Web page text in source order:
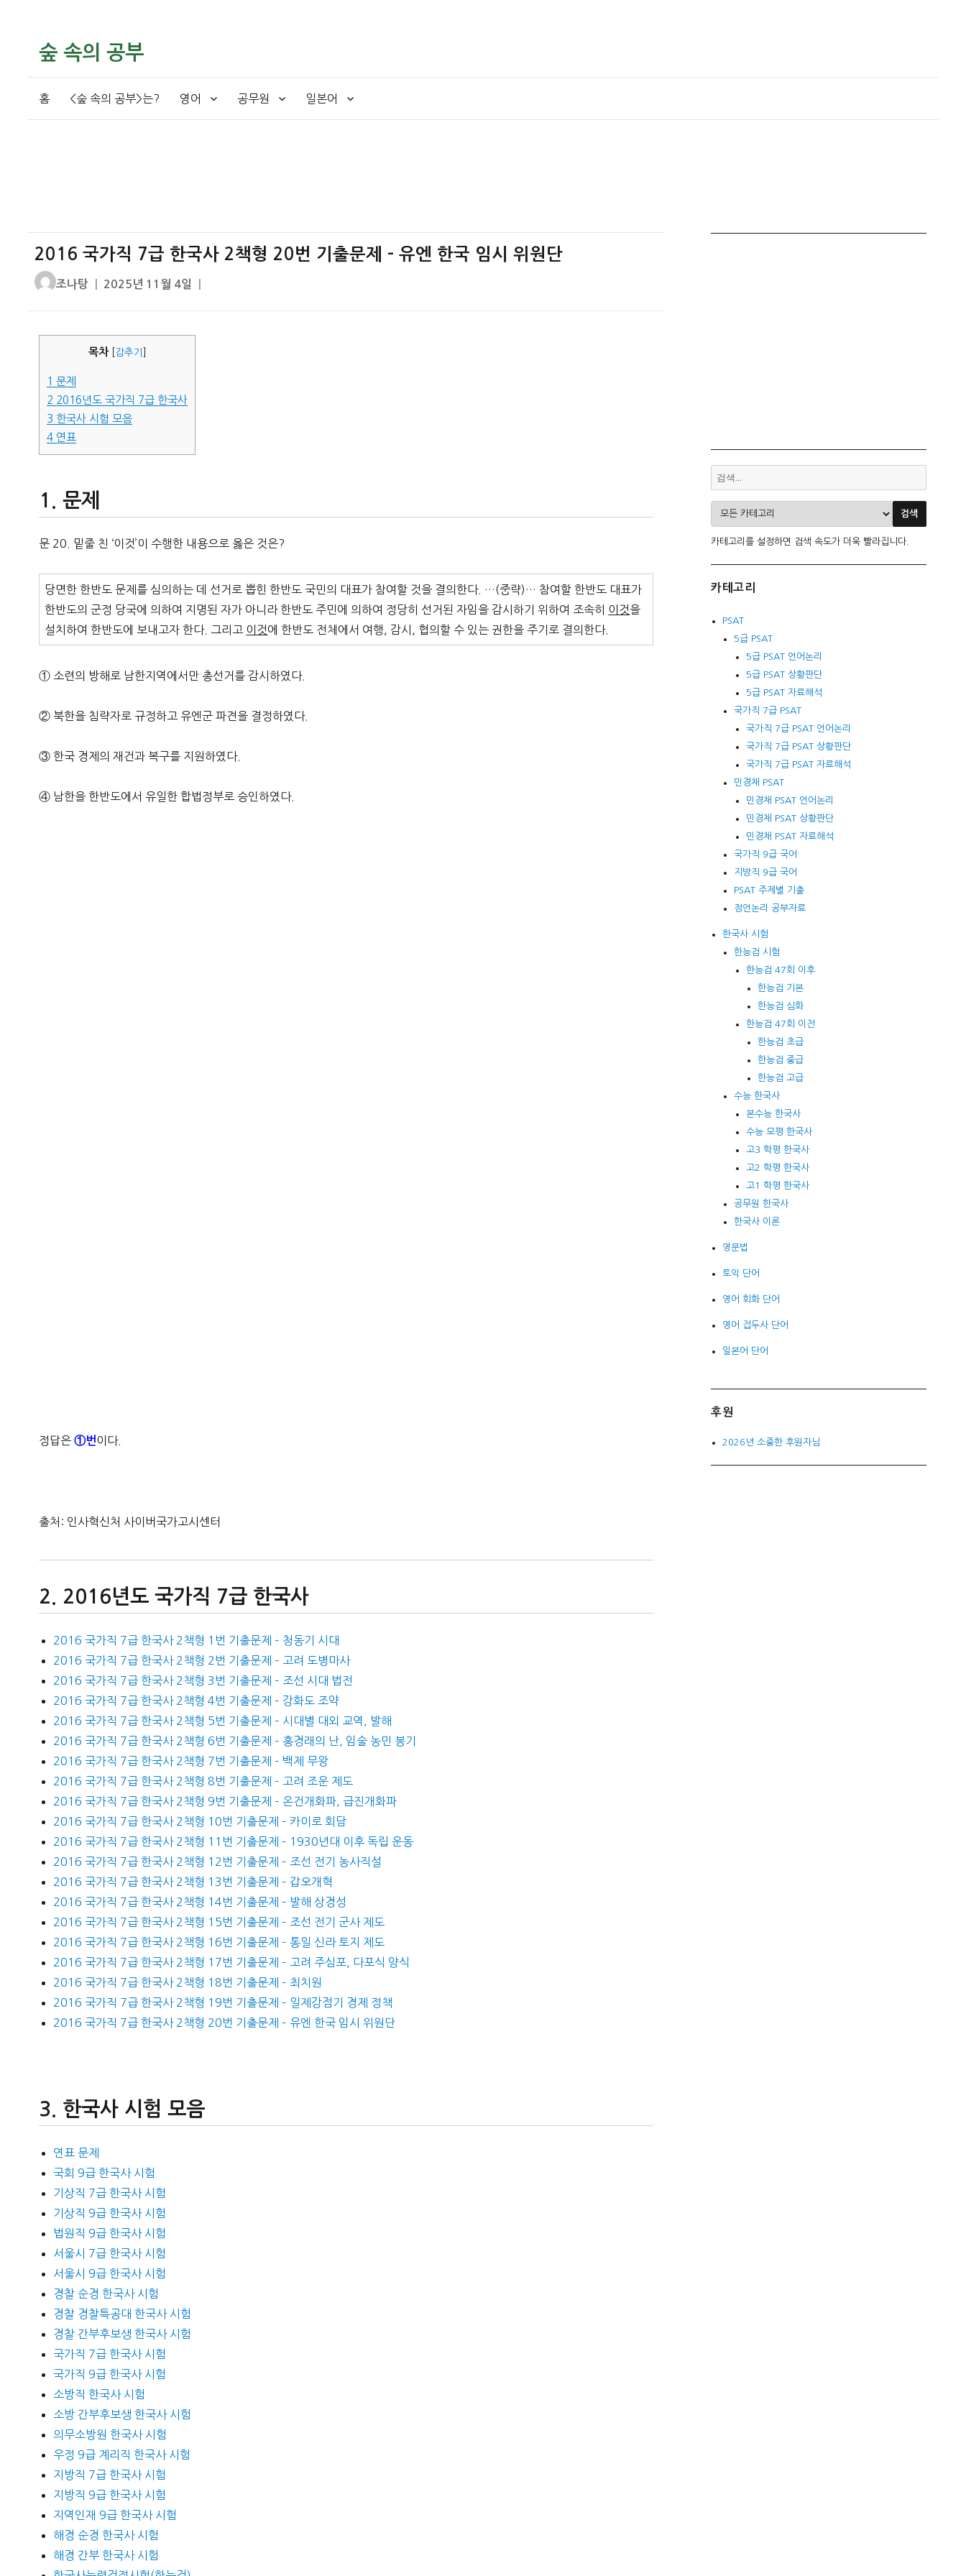
숲 속의 공부
홈 <숲 속의 공부>는? 영어 공무원 일본어
2016 국가직 7급 한국사 2책형 20번 기출문제 – 유엔 한국 임시 위원단
글
조나탕
작
자
2025년 11월 4일
목차 감추기
1 문제
2 2016년도 국가직 7급 한국사
3 한국사 시험 모음
4 연표
문제
문 20. 밑줄 친 ‘이것’이 수행한 내용으로 옳은 것은?
당면한 한반도 문제를 심의하는 데 선거로 뽑힌 한반도 국민의 대표가 참여할 것을 결의한다. …(중략)… 참여할 한반도 대표가
한반도의 군정 당국에 의하여 지명된 자가 아니라 한반도 주민에 의하여 정당히 선거된 자임을 감시하기 위하여 조속히
이것을
설치하여 한반도에 보내고자 한다. 그리고 이것에 한반도 전체에서 여행, 감시, 협의할 수 있는 권한을 주기로 결의한다.
① 소련의 방해로 남한지역에서만 총선거를 감시하였다.
② 북한을 침략자로 규정하고 유엔군 파견을 결정하였다.
③ 한국 경제의 재건과 복구를 지원하였다.
④ 남한을 한반도에서 유일한 합법정부로 승인하였다.
정답은 ①번 이다.
출처: 인사혁신처 사이버국가고시센터
2016년도 국가직 7급 한국사
2016 국가직 7급 한국사 2책형 1번 기출문제 – 청동기 시대
2016 국가직 7급 한국사 2책형 2번 기출문제 – 고려 도병마사
2016 국가직 7급 한국사 2책형 3번 기출문제 – 조선 시대 법전
2016 국가직 7급 한국사 2책형 4번 기출문제 – 강화도 조약
2016 국가직 7급 한국사 2책형 5번 기출문제 – 시대별 대외 교역, 발해
2016 국가직 7급 한국사 2책형 6번 기출문제 – 홍경래의 난, 임술 농민 봉기
2016 국가직 7급 한국사 2책형 7번 기출문제 – 백제 무왕
2016 국가직 7급 한국사 2책형 8번 기출문제 – 고려 조운 제도
2016 국가직 7급 한국사 2책형 9번 기출문제 – 온건개화파, 급진개화파
2016 국가직 7급 한국사 2책형 10번 기출문제 – 카이로 회담
2016 국가직 7급 한국사 2책형 11번 기출문제 – 1930년대 이후 독립 운동
2016 국가직 7급 한국사 2책형 12번 기출문제 – 조선 전기 농사직설
2016 국가직 7급 한국사 2책형 13번 기출문제 – 갑오개혁
2016 국가직 7급 한국사 2책형 14번 기출문제 – 발해 상경성
2016 국가직 7급 한국사 2책형 15번 기출문제 – 조선 전기 군사 제도
2016 국가직 7급 한국사 2책형 16번 기출문제 – 통일 신라 토지 제도
2016 국가직 7급 한국사 2책형 17번 기출문제 – 고려 주심포, 다포식 양식
2016 국가직 7급 한국사 2책형 18번 기출문제 – 최치원
2016 국가직 7급 한국사 2책형 19번 기출문제 – 일제강점기 경제 정책
2016 국가직 7급 한국사 2책형 20번 기출문제 – 유엔 한국 임시 위원단
한국사 시험 모음
연표 문제
국회 9급 한국사 시험
기상직 7급 한국사 시험
기상직 9급 한국사 시험
법원직 9급 한국사 시험
서울시 7급 한국사 시험
서울시 9급 한국사 시험
경찰 순경 한국사 시험
경찰 경찰특공대 한국사 시험
경찰 간부후보생 한국사 시험
국가직 7급 한국사 시험
국가직 9급 한국사 시험
소방직 한국사 시험
소방 간부후보생 한국사 시험
의무소방원 한국사 시험
우정 9급 계리직 한국사 시험
지방직 7급 한국사 시험
지방직 9급 한국사 시험
지역인재 9급 한국사 시험
해경 순경 한국사 시험
해경 간부 한국사 시험
카테고리를 설정하면 검색 속도가 더욱 빨라집니다.
카테고리
PSAT
5급 PSAT
5급 PSAT 언어논리
5급 PSAT 상황판단
5급 PSAT 자료해석
국가직 7급 PSAT
국가직 7급 PSAT 언어논리
국가직 7급 PSAT 상황판단
국가직 7급 PSAT 자료해석
민경채 PSAT
민경채 PSAT 언어논리
민경채 PSAT 상황판단
민경채 PSAT 자료해석
국가직 9급 국어
지방직 9급 국어
PSAT 주제별 기출
정언논리 공부자료
한국사 시험
한능검 시험
한능검 47회 이후
한능검 기본
한능검 심화
한능검 47회 이전
한능검 초급
한능검 중급
한능검 고급
수능 한국사
본수능 한국사
수능 모평 한국사
고3 학평 한국사
고2 학평 한국사
고1 학평 한국사
공무원 한국사
한국사 이론
영문법
토익 단어
영어 회화 단어
영어 접두사 단어
일본어 단어
후원
2026년 소중한 후원자님